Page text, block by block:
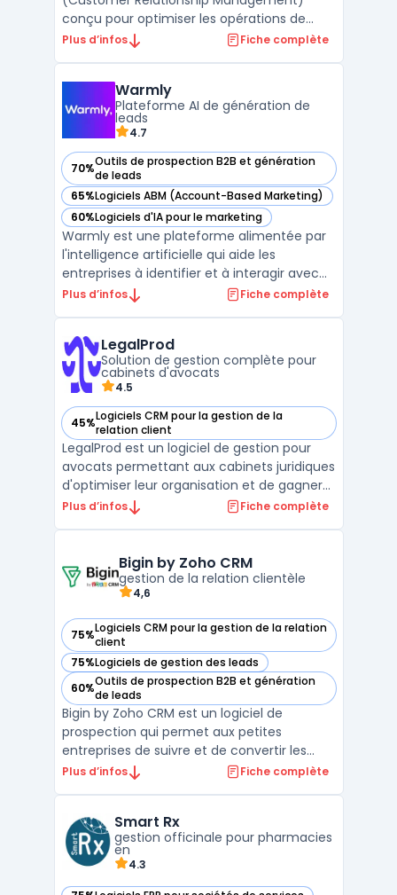
conçu pour optimiser les opérations de
Commerce & Ventes. Développé par
DG, PDG et indépendants en offrant une
solution complète ...
Plus d’infos Fiche complète
Warmly
Plateforme AI de génération de
leads
4.7
70%Outils de prospection B2B et génération
de leads
— voir Warmly dans cette catégorie
65%Logiciels ABM (Account-Based Marketing)
— voir Warmly dans cette catégorie
60%Logiciels d'IA pour le marketing
— voir Warmly dans cette catégorie
Warmly est une plateforme alimentée par
l'intelligence artificielle qui aide les
entreprises à identifier et à interagir avec
des visiteurs à fort potentiel sur leur site
commerciales et marketing de repérer les
visiteurs anonyme ...
Plus d’infos Fiche complète
LegalProd
Solution de gestion complète pour
cabinets d'avocats
4.5
45%Logiciels CRM pour la gestion de la
relation client
— voir LegalProd dans cette catégorie
LegalProd est un logiciel de gestion pour
avocats permettant aux cabinets juridiques
d'optimiser leur organisation et de gagner
en productivité. Conçu pour les
l'automatisation de la facturation juridique
et l'organisation ...
Plus d’infos Fiche complète
Bigin by Zoho CRM
gestion de la relation clientèle
4,6
75%Logiciels CRM pour la gestion de la relation
client
— voir Bigin by Zoho CRM dans cette catégorie
75%Logiciels de gestion des leads
— voir Bigin by Zoho CRM dans cette catégorie
60%Outils de prospection B2B et génération
de leads
— voir Bigin by Zoho CRM dans cette catégorie
Bigin by Zoho CRM est un logiciel de
prospection qui permet aux petites
entreprises de suivre et de convertir les
prospects. Il offre des fonctionnalités telles
reporting. Avec Bigin, les utilisateurs
peuvent automat ...
Plus d’infos Fiche complète
Smart Rx
gestion officinale pour pharmacies
en
4.3